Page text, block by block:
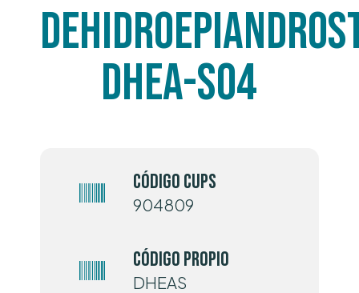
DHEA-SO4
Código CUPS
904809
Código Propio
DHEAS